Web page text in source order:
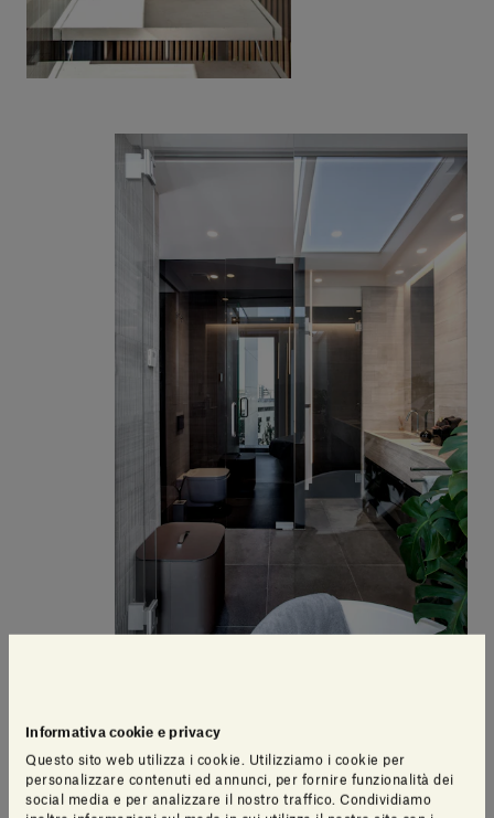
Informativa cookie e privacy
Questo sito web utilizza i cookie. Utilizziamo i cookie per
personalizzare contenuti ed annunci, per fornire funzionalità dei
social media e per analizzare il nostro traffico. Condividiamo